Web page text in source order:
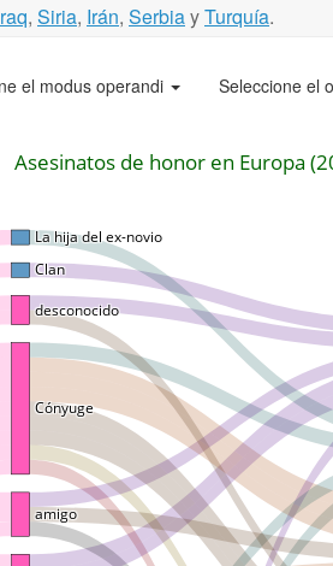
, Siria, Irán, SerbiayTurquía.